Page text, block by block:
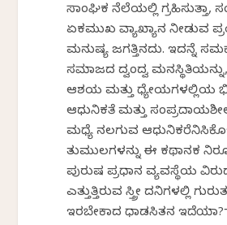
ಸಾಂಘಿಕ ನೆಲೆಯಲ್ಲಿ ಗ್ರಹಿಸುತ್ತಾ,
ಏಕಮುಖ ವ್ಯಾಖ್ಯಾನ ನೀಡುವ
ಮನುಷ್ಯ ಜಗತ್ತಿನದು. ಇದನ್ನೆ
ಸಮಾಜದ ದ್ವಂದ್ವ
ಆಶಯ ಮತ್ತು ಧ್ಯೇಯಗಳಲ್ಲಿಯ
ಆಧುನಿಕತೆ ಮತ್ತು
ಮಧ್ಯೆ ನಲಗುವ
ತುಮುಲಗಳನ್ನು ಈ ಕಥಾನಕ
ಪುರುಷ ಪ್ರಧಾನ ವ್ಯವಸ್ಥೆಯ
ಎತ್ತುತ್ತಿರುವ ಸ್ತ್ರೀ ದನಿಗಳಲ್ಲಿ
ಇರಬೇಕಾದ ಧಾಡಸಿತನ ಇದೆಯಾ?